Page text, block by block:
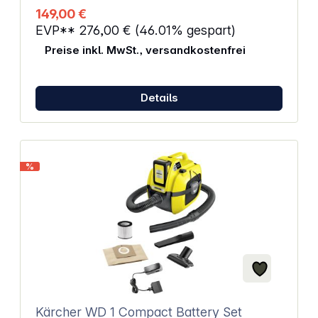
149,00 €
EVP** 276,00 € (46.01% gespart)
Preise inkl. MwSt., versandkostenfrei
Details
%
Kärcher WD 1 Compact Battery Set